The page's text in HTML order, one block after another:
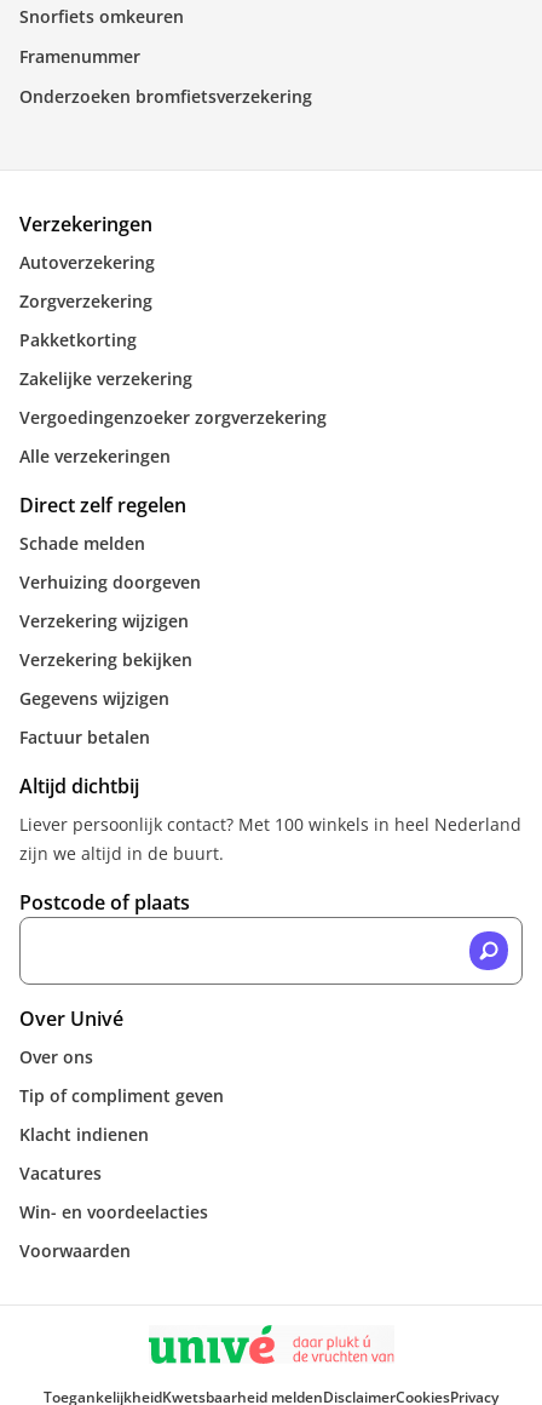
Snorfiets omkeuren
Framenummer
Onderzoeken bromfietsverzekering
Verzekeringen
Autoverzekering
Zorgverzekering
Pakketkorting
Zakelijke verzekering
Vergoedingenzoeker zorgverzekering
Alle verzekeringen
Direct zelf regelen
Schade melden
Verhuizing doorgeven
Verzekering wijzigen
Verzekering bekijken
Gegevens wijzigen
Factuur betalen
Altijd dichtbij
Liever persoonlijk contact? Met 100 winkels in heel Nederland
zijn we altijd in de buurt.
Postcode of plaats
Over Univé
Over ons
Tip of compliment geven
Klacht indienen
Vacatures
Win- en voordeelacties
Voorwaarden
ToegankelijkheidKwetsbaarheid meldenDisclaimerCookiesPrivacy